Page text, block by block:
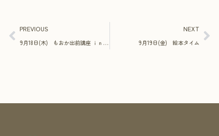
PREVIOUS
9月18日(木) もおか出前講座 ｉｎ ｍｏｎａｃａ ハワイアンキルト
NEXT
9月19日(金) 絵本タイム